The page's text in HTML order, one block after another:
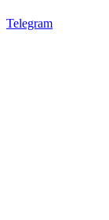
Telegram